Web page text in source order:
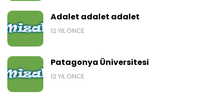
Adalet adalet adalet
12 YIL ÖNCE
Patagonya Üniversitesi
12 YIL ÖNCE